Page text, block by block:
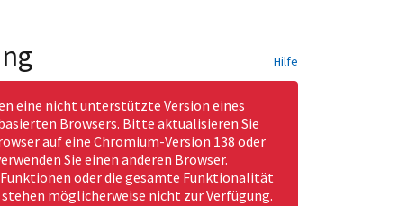
Hilfe
eine nicht unterstützte Version eines
Browsers. Bitte aktualisieren Sie
auf eine Chromium-Version 138 oder
Sie einen anderen Browser.
oder die gesamte Funktionalität
möglicherweise nicht zur Verfügung.